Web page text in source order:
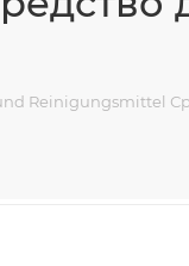
Reinigungsmittel